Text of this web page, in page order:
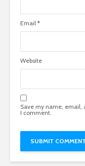
Email *
Website
Save my name, email,
I comment.